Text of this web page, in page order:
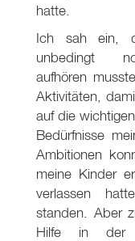
hatte.
Ich sah ein,
unbedingt
aufhören
Aktivitäten,
auf die
Bedürfnisse
Ambitionen
meine Kinder
verlassen
standen. Aber
Hilfe in der